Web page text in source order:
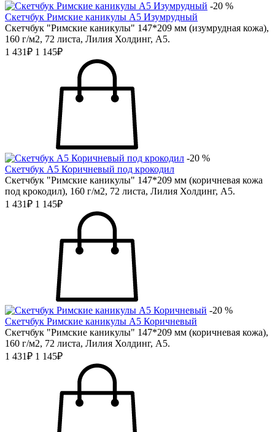
-20 %
Скетчбук Римские каникулы А5 Изумрудный
Скетчбук "Римские каникулы" 147*209 мм (изумрудная кожа),
160 г/м2, 72 листа, Лилия Холдинг, А5.
1 431₽ 1 145₽
-20 %
Скетчбук А5 Коричневый под крокодил
Скетчбук "Римские каникулы" 147*209 мм (коричневая кожа
под крокодил), 160 г/м2, 72 листа, Лилия Холдинг, А5.
1 431₽ 1 145₽
-20 %
Скетчбук Римские каникулы А5 Коричневый
Скетчбук "Римские каникулы" 147*209 мм (коричневая кожа),
160 г/м2, 72 листа, Лилия Холдинг, А5.
1 431₽ 1 145₽